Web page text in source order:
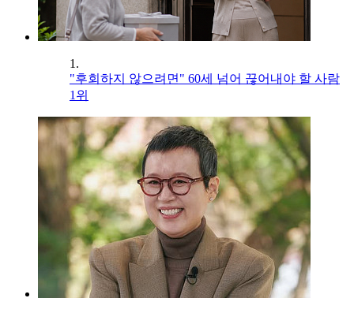
1.
"후회하지 않으려면" 60세 넘어 끊어내야 할 사람
1위